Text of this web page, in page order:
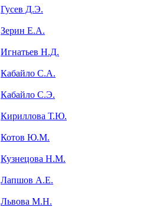
Гусев Д.Э.
Зерин Е.А.
Игнатьев Н.Д.
Кабайло С.А.
Кабайло С.Э.
Кириллова Т.Ю.
Котов Ю.М.
Кузнецова Н.М.
Лапшов А.Е.
Львова М.Н.